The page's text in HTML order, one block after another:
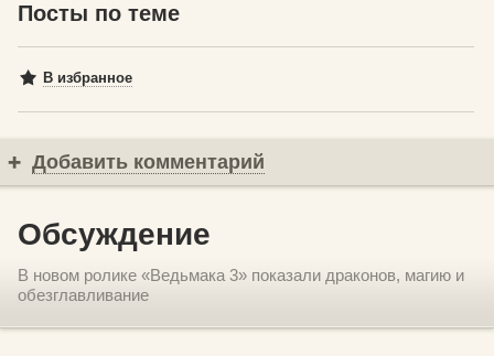
Посты по теме
В избранное
Добавить комментарий
Обсуждение
В новом ролике «Ведьмака 3» показали драконов, магию и
обезглавливание